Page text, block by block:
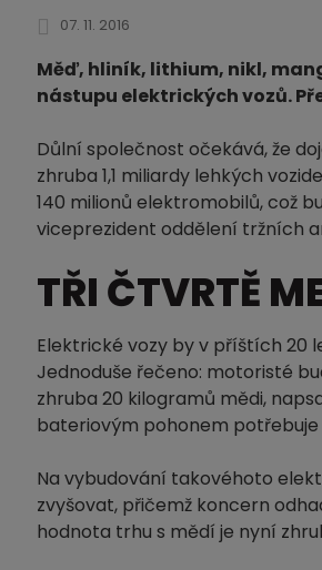
07. 11. 2016
Měď, hliník, lithium, nikl,
nástupu elektrických vozů.
Důlní společnost očekává, že
zhruba 1,1 miliardy lehkých
140 milionů elektromobilů, což
viceprezident oddělení tržních
TŘI ČTVRTĚ
Elektrické vozy by v příštích 20
Jednoduše řečeno: motoristé
zhruba 20 kilogramů mědi,
bateriovým pohonem potřebuje
Na vybudování takovéhoto
zvyšovat, přičemž koncern
hodnota trhu s mědí je nyní